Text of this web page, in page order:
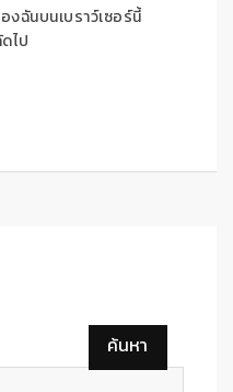
งฉันบนเบราว์เซอร์นี้
ไป
ค้นหา